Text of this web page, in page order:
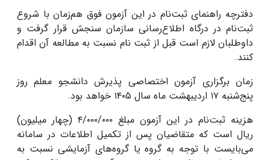
دفترچه راهنمای ثبت‌نام در این آزمون فوق هم‌زمان با شروع
ثبت‌نام در درگاه اطلاع‌رسانی سازمان سنجش قرار گرفت و
داوطلبان لازم است قبل از ثبت نام نسبت به مطالعه آن اقدام
کنند.
زمان برگزاری آزمون اختصاصی پذیرش دانشجو معلم روز
پنج‌شنبه ۱۷ اردیبهشت ماه سال ۱۴۰۵ خواهد بود.
هزینه ثبت‌نام در این آزمون مبلغ ۴/۰۰۰/۰۰۰ (چهار میلیون)
ریال است که متقاضیان پس از تکمیل اطلاعات در سامانه
می‌بایست با توجه به گروه یا گروه‌های آزمایشی نسبت به